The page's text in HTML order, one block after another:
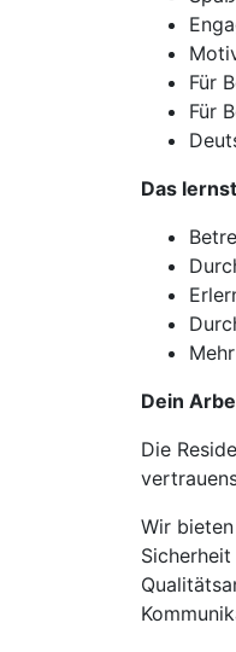
Für
Für
Das
Dein
Die
Wir